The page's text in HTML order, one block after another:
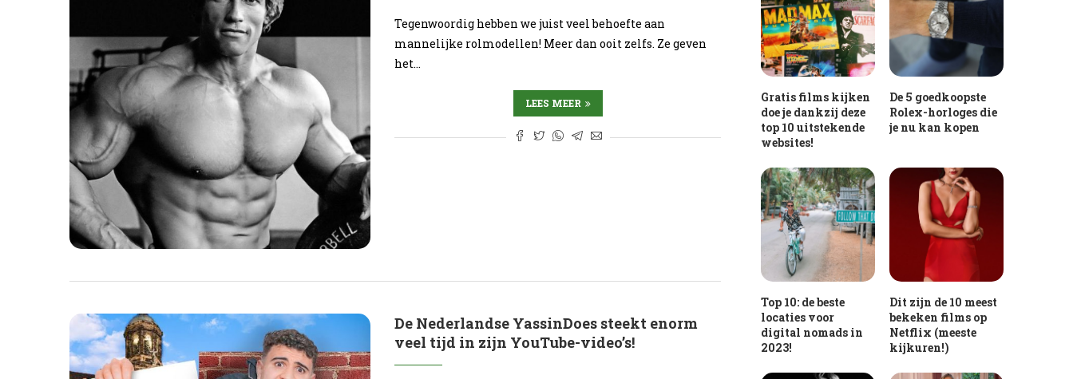
Tegenwoordig hebben we juist veel behoefte aan
mannelijke rolmodellen! Meer dan ooit zelfs. Ze geven
het…
LEES MEER
De Nederlandse YassinDoes steekt enorm
veel tijd in zijn YouTube-video’s!
Gratis films kijken
doe je dankzij deze
top 10 uitstekende
websites!
De 5 goedkoopste
Rolex-horloges die
je nu kan kopen
Top 10: de beste
locaties voor
digital nomads in
2023!
Dit zijn de 10 meest
bekeken films op
Netflix (meeste
kijkuren!)